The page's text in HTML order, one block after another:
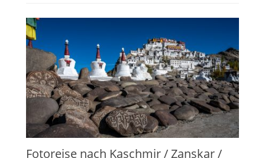
Fotoreise nach Kaschmir / Zanskar /